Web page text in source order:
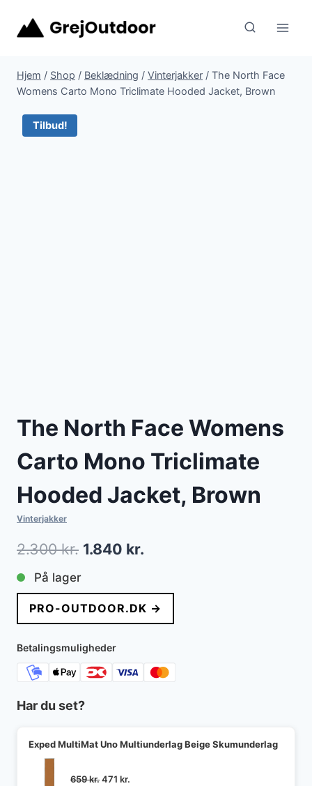
Hjem / Shop / Beklædning / Vinterjakker / The North Face
Womens Carto Mono Triclimate Hooded Jacket, Brown
Tilbud!
The North Face Womens
Carto Mono Triclimate
Hooded Jacket, Brown
Vinterjakker
2.300kr. Den
pris
var:
2.300 kr..
1.840 kr.
pris
er:
På lager
PRO-OUTDOOR.DK →
Betalingsmuligheder
Har du set?
Exped MultiMat Uno Multiunderlag Beige Skumunderlag
659kr.Den
471 kr.